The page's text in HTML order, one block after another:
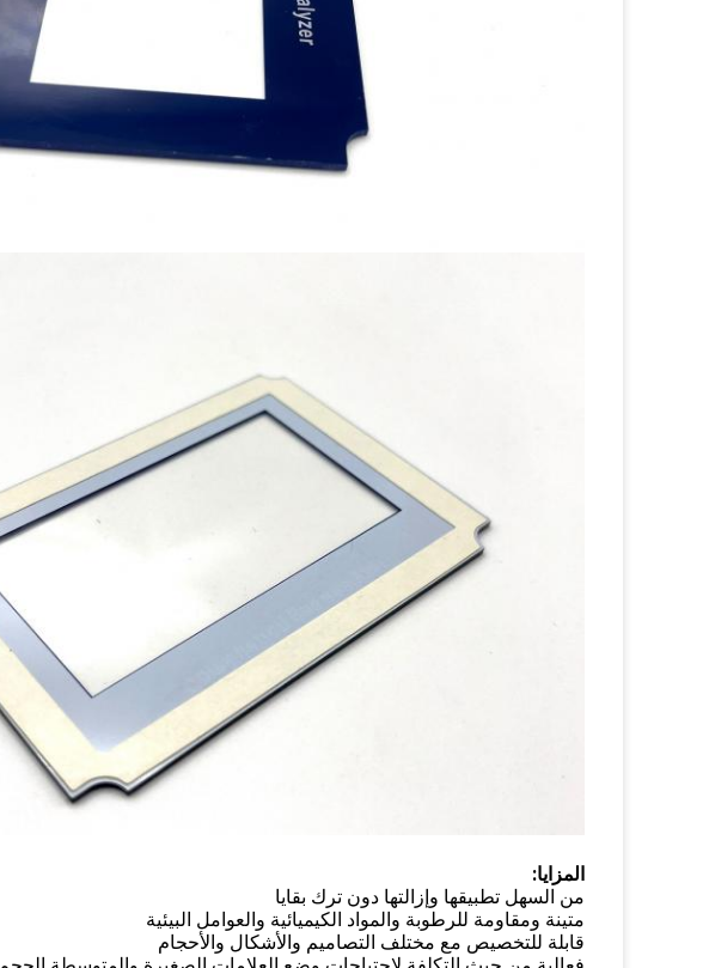
المزايا:
من السهل تطبيقها وإزالتها دون ترك بقايا
متينة ومقاومة للرطوبة والمواد الكيميائية والعوامل البيئية
قابلة للتخصيص مع مختلف التصاميم والأشكال والأحجام